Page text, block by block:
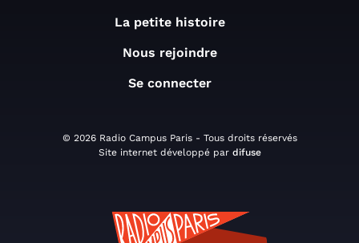
La petite histoire
Nous rejoindre
Se connecter
© 2026 Radio Campus Paris - Tous droits réservés
Site internet développé par difuse